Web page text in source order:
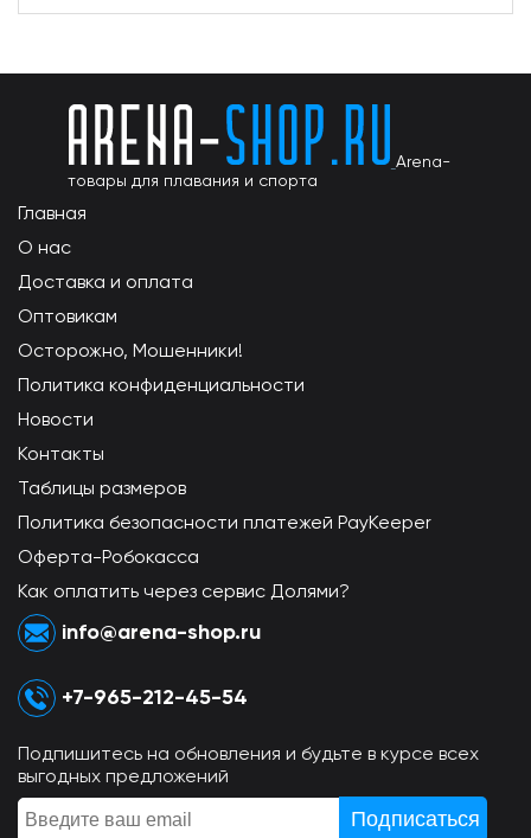
Arena-
товары для плавания и спорта
Главная
О нас
Доставка и оплата
Оптовикам
Осторожно, Мошенники!
Политика конфиденциальности
Новости
Контакты
Таблицы размеров
Политика безопасности платежей PayKeeper
Оферта-Робокасса
Как оплатить через сервис Долями?
info@arena-shop.ru
+7-965-212-45-54
Подпишитесь на обновления и будьте в курсе всех
выгодных предложений